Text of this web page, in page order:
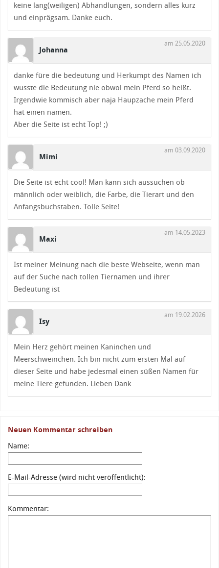
keine lang(weiligen) Abhandlungen, sondern alles kurz
und einprägsam. Danke euch.
Johanna
am 25.05.2020
danke füre die bedeutung und Herkumpt des Namen ich
wusste die Bedeutung nie obwol mein Pferd so heißt.
Irgendwie kommisch aber naja Haupzache mein Pferd
hat einen namen.
Aber die Seite ist echt Top! ;)
Mimi
am 03.09.2020
Die Seite ist echt cool! Man kann sich aussuchen ob
männlich oder weiblich, die Farbe, die Tierart und den
Anfangsbuchstaben. Tolle Seite!
Maxi
am 14.05.2023
Ist meiner Meinung nach die beste Webseite, wenn man
auf der Suche nach tollen Tiernamen und ihrer
Bedeutung ist
Isy
am 19.02.2026
Mein Herz gehört meinen Kaninchen und
Meerschweinchen. Ich bin nicht zum ersten Mal auf
dieser Seite und habe jedesmal einen süßen Namen für
meine Tiere gefunden. Lieben Dank
Neuen Kommentar schreiben
Name:
E-Mail-Adresse (wird nicht veröffentlicht):
Kommentar: